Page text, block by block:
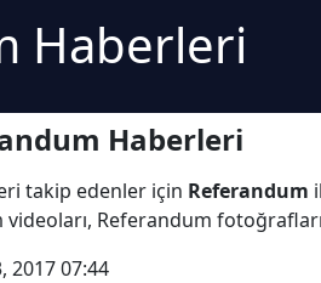
Haberleri
Haberleri
takip edenler için Referandum
videoları, Referandum
2017 07:44